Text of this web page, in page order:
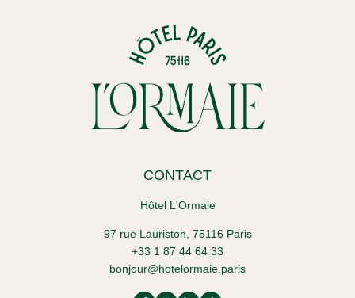
CONTACT
Hôtel L'Ormaie
97 rue Lauriston, 75116 Paris
+33 1 87 44 64 33
bonjour@hotelormaie.paris